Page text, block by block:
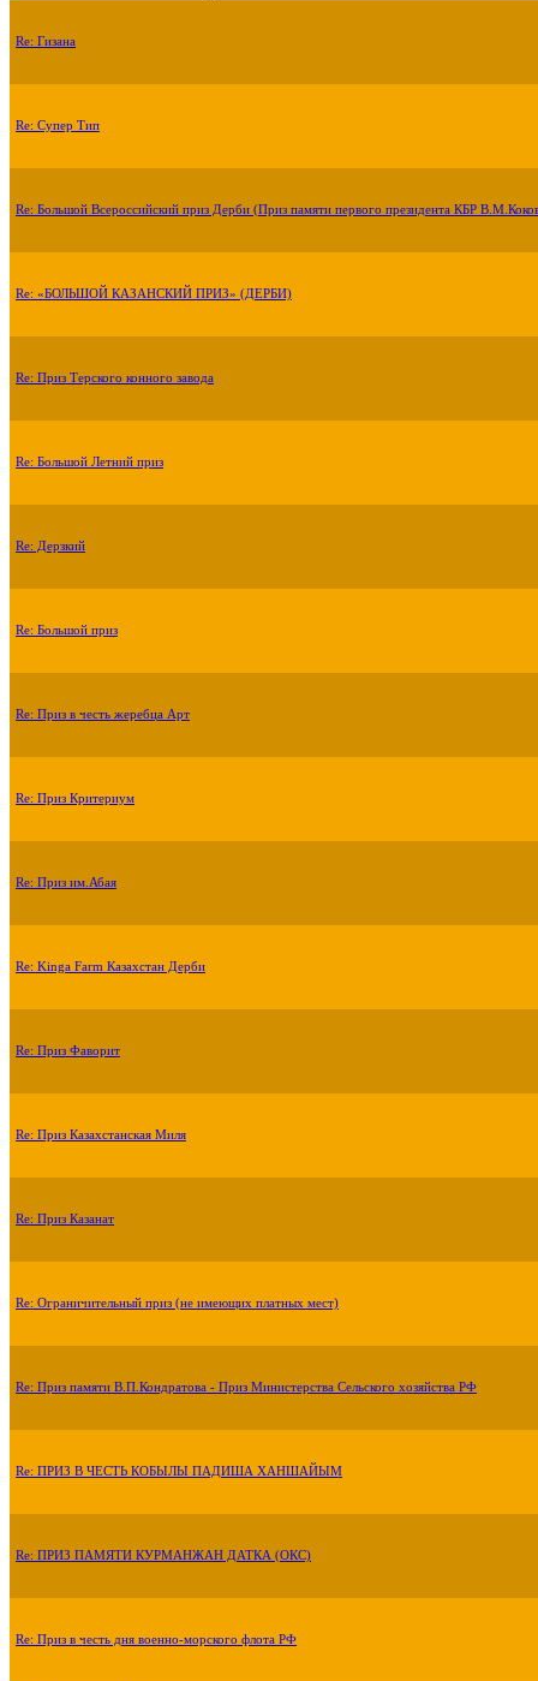
Re: Гизана
Re: Супер Тип
Re: Большой Всероссийский приз Дерби (Приз памяти первого президента КБР
Re: «БОЛЬШОЙ КАЗАНСКИЙ ПРИЗ» (ДЕРБИ)
Re: Приз Терского конного завода
Re: Большой Летний приз
Re: Дерзкий
Re: Большой приз
Re: Приз в честь жеребца Арт
Re: Приз Критериум
Re: Приз им.Абая
Re: Kinga Farm Казахстан Дерби
Re: Приз Фаворит
Re: Приз Казахстанская Миля
Re: Приз Казанат
Re: Ограничительный приз (не имеющих платных мест)
Re: Приз памяти В.П.Кондратова - Приз Министерства Сельского хозяйства РФ
Re: ПРИЗ В ЧЕСТЬ КОБЫЛЫ ПАДИША ХАНШАЙЫМ
Re: ПРИЗ ПАМЯТИ КУРМАНЖАН ДАТКА (ОКС)
Re: Приз в честь дня военно-морского флота РФ